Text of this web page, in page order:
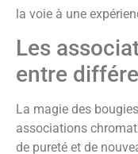
la voie à une
Les
entre
La magie des
associations
de pureté et de